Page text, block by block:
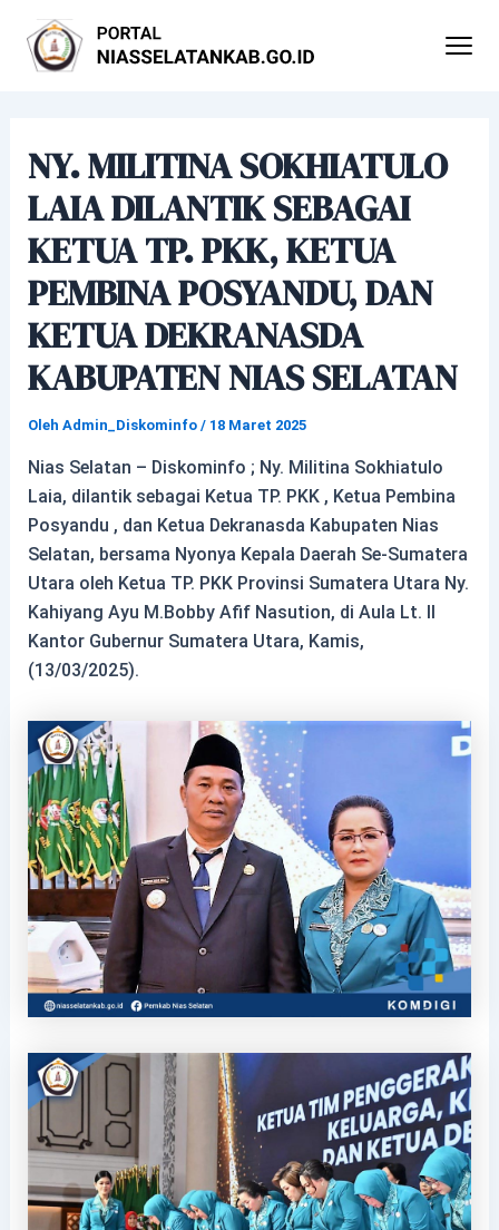
konten
NY. MILITINA SOKHIATULO
LAIA DILANTIK SEBAGAI
KETUA TP. PKK, KETUA
PEMBINA POSYANDU, DAN
KETUA DEKRANASDA
KABUPATEN NIAS SELATAN
Oleh Admin_Diskominfo / 18 Maret 2025
Nias Selatan – Diskominfo ; Ny. Militina Sokhiatulo
Laia, dilantik sebagai Ketua TP. PKK , Ketua Pembina
Posyandu , dan Ketua Dekranasda Kabupaten Nias
Selatan, bersama Nyonya Kepala Daerah Se-Sumatera
Utara oleh Ketua TP. PKK Provinsi Sumatera Utara Ny.
Kahiyang Ayu M.Bobby Afif Nasution, di Aula Lt. II
Kantor Gubernur Sumatera Utara, Kamis,
(13/03/2025).
navigation